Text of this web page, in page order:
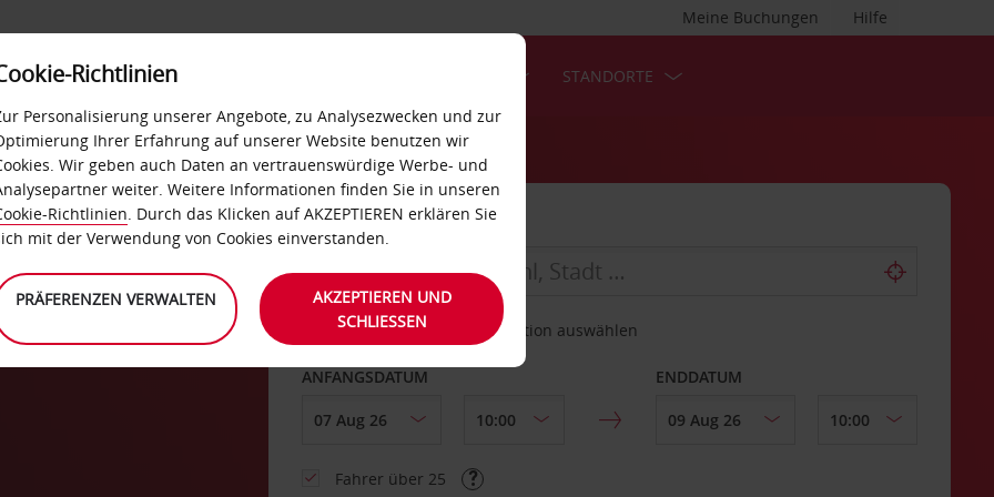
Hilfe
Meine Buchungen
LOYALTY SELF-SERVICES STANDORTE
ABHOLEN VON
Eine andere Rückgabestation auswählen
ANFANGSDATUM ENDDATUM
Fahrer über 25
Richtlinien
Personalisierung unserer Angebote, zu Analysezwecken und zur
Ihrer Erfahrung auf unserer Website benutzen wir
Wir geben auch Daten an vertrauenswürdige Werbe- und
weiter. Weitere Informationen finden Sie in unseren
Richtlinien. Durch das Klicken auf AKZEPTIEREN erklären Sie
mit der Verwendung von Cookies einverstanden.
PRÄFERENZEN VERWALTEN
AKZEPTIEREN UND
SCHLIESSEN